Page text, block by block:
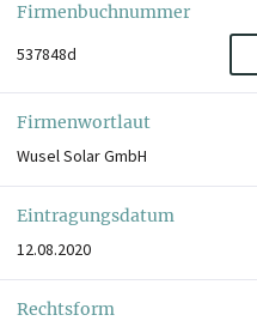
Firmenbuchnummer
537848d
Firmenwortlaut
Wusel Solar GmbH
Eintragungsdatum
12.08.2020
Rechtsform